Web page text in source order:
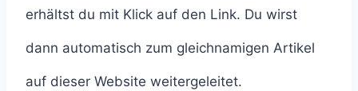
erhältst du mit Klick auf den Link. Du wirst
dann automatisch zum gleichnamigen Artikel
auf dieser Website weitergeleitet.